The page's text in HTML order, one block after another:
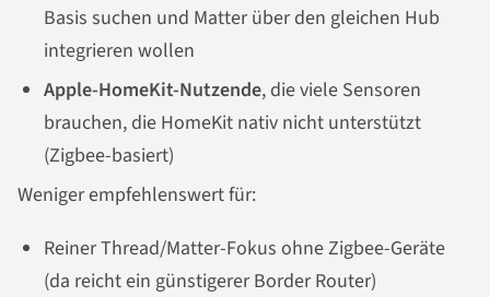
Basis suchen und Matter über den gleichen Hub
integrieren wollen
Apple-HomeKit-Nutzende, die viele Sensoren
brauchen, die HomeKit nativ nicht unterstützt
(Zigbee-basiert)
Weniger empfehlenswert für:
Reiner Thread/Matter-Fokus ohne Zigbee-Geräte
(da reicht ein günstigerer Border Router)